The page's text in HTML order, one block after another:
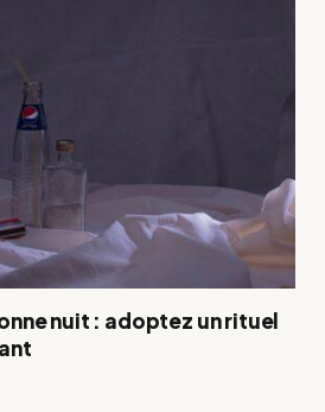
nuit : adoptez un rituel